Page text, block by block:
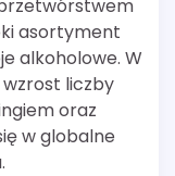
asortyment
alkoholowe. W
liczby
oraz
w globalne